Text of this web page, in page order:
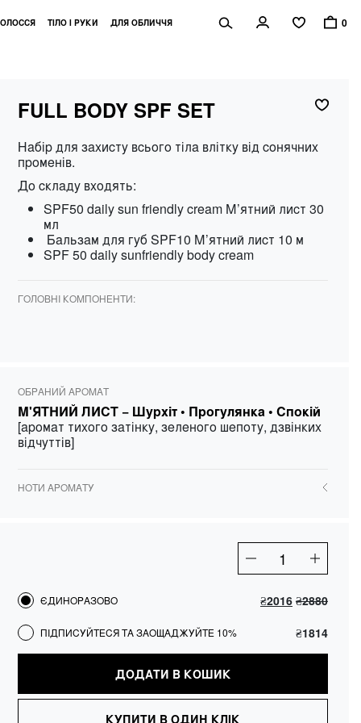
ТІЛО І РУКИ ДЛЯ ОБЛИЧЧЯ 0
FULL BODY SPF SET
Набір для захисту всього тіла влітку від сонячних
променів.
До складу входять:
SPF50 daily sun friendly cream М’ятний лист 30
мл
Бальзам для губ SPF10 М’ятний лист 10 м
SPF 50 daily sunfriendly body cream
ГОЛОВНІ КОМПОНЕНТИ:
ОБРАНИЙ АРОМАТ
М'ЯТНИЙ ЛИСТ − Шурхіт • Прогулянка • Спокій
[аромат тихого затінку, зеленого шепоту, дзвінких
відчуттів]
НОТИ АРОМАТУ
Full
кількість
ЄДИНОРАЗОВО ₴2016 ₴2880
ПІДПИСУЙТЕСЯ ТА ЗАОЩАДЖУЙТЕ 10% ₴1814
ДОДАТИ В КОШИК
КУПИТИ В ОДИН КЛІК